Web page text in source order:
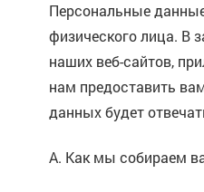
Персональные
физического лица. В
наших веб-сайтов,
нам предоставить
данных будет
A. Как мы собираем